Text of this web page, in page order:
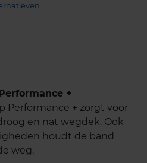
+
Performance + zorgt voor
en nat wegdek. Ook
houdt de band
weg.